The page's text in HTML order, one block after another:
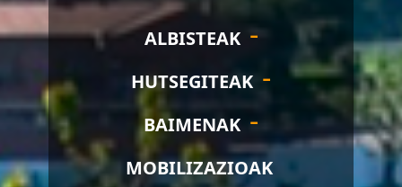
ALBISTEAK
HUTSEGITEAK
BAIMENAK
MOBILIZAZIOAK